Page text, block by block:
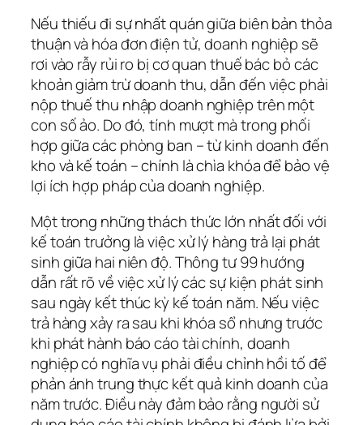
Nếu thiếu đi sự nhất quán giữa biên bản thỏa
thuận và hóa đơn điện tử, doanh nghiệp sẽ
rơi vào rẫy rủi ro bị cơ quan thuế bác bỏ các
khoản giảm trừ doanh thu, dẫn đến việc phải
nộp thuế thu nhập doanh nghiệp trên một
con số ảo. Do đó, tính mượt mà trong phối
hợp giữa các phòng ban – từ kinh doanh đến
kho và kế toán – chính là chìa khóa để bảo vệ
lợi ích hợp pháp của doanh nghiệp.
Một trong những thách thức lớn nhất đối với
kế toán trưởng là việc xử lý hàng trả lại phát
sinh giữa hai niên độ. Thông tư 99 hướng
dẫn rất rõ về việc xử lý các sự kiện phát sinh
sau ngày kết thúc kỳ kế toán năm. Nếu việc
trả hàng xảy ra sau khi khóa sổ nhưng trước
khi phát hành báo cáo tài chính, doanh
nghiệp có nghĩa vụ phải điều chỉnh hồi tố để
phản ánh trung thực kết quả kinh doanh của
năm trước. Điều này đảm bảo rằng người sử